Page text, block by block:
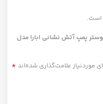
است.
پمپ آتش نشانی ابارا مدل
علامت‌گذاری شده‌اند *